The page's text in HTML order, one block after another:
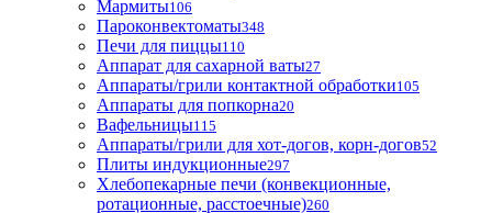
Мармиты106
Пароконвектоматы348
Печи для пиццы110
Аппарат для сахарной ваты27
Аппараты/грили контактной обработки105
Аппараты для попкорна20
Вафельницы115
Аппараты/грили для хот-догов, корн-догов52
Плиты индукционные297
Хлебопекарные печи (конвекционные,
ротационные, расстоечные)260